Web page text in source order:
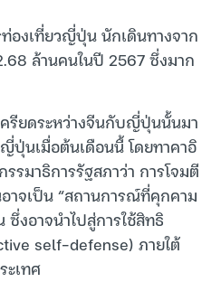
องเที่ยวญี่ปุ่น นักเดินทางจาก
ล้านคนในปี 2567 ซึ่งมาก
รียดระหว่างจีนกับญี่ปุ่นนั้นมา
ปุ่นเมื่อต้นเดือนนี้ โดยทาคาอิ
รมาธิการรัฐสภาว่า การโจมตี
าจเป็น “สถานการณ์ที่คุกคาม
งอาจนำไปสู่การใช้สิทธิ
self-defense) ภายใต้
เทศ